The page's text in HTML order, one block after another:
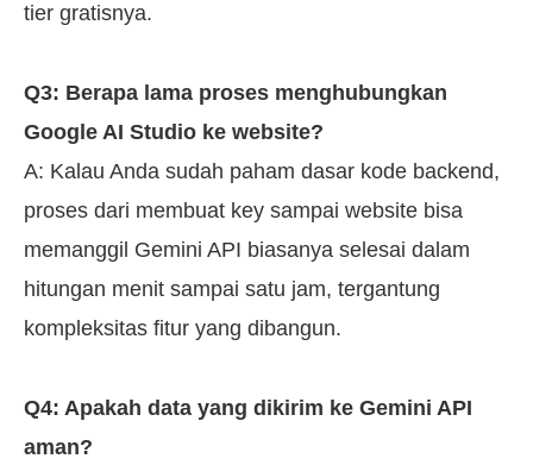
tier gratisnya.
Q3: Berapa lama proses menghubungkan
Google AI Studio ke website?
A: Kalau Anda sudah paham dasar kode backend,
proses dari membuat key sampai website bisa
memanggil Gemini API biasanya selesai dalam
hitungan menit sampai satu jam, tergantung
kompleksitas fitur yang dibangun.
Q4: Apakah data yang dikirim ke Gemini API
aman?